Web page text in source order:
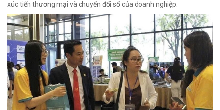
xúc tiến thương mại và chuyển đổi số của doanh nghiệp.